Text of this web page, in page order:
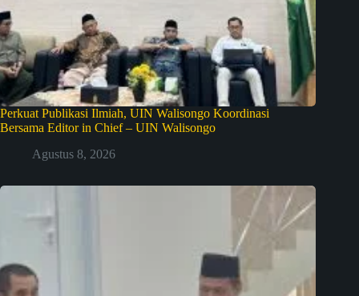
Perkuat Publikasi Ilmiah, UIN Walisongo Koordinasi
Bersama Editor in Chief – UIN Walisongo
Agustus 8, 2026